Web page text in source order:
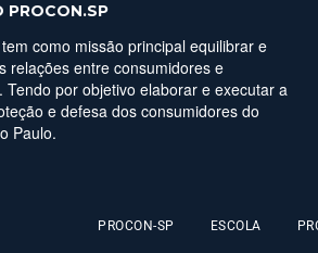
PROCON.SP
como missão principal equilibrar e
relações entre consumidores e
Tendo por objetivo elaborar e executar a
e defesa dos consumidores do
Paulo.
PROCON-SP ESCOLA